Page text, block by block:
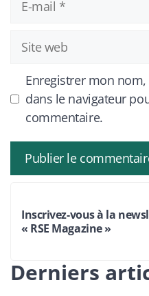
mail
Site
web
Enregistrer mon
dans le navigateur
commentaire.
Inscrivez-vous à la
« RSE Magazine »
Derniers